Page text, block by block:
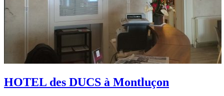
HOTEL des DUCS à Montluçon